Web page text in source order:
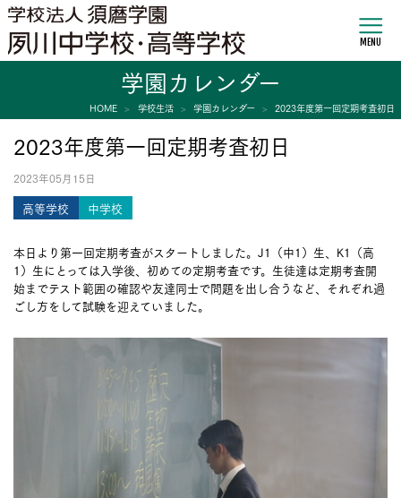
MENU
学園カレンダー
HOME 学校生活 学園カレンダー 2023年度第一回定期考査初日
2023年度第一回定期考査初日
2023年05月15日
高等学校 中学校
本日より第一回定期考査がスタートしました。J1（中1）生、K1（高
1）生にとっては入学後、初めての定期考査です。生徒達は定期考査開
始までテスト範囲の確認や友達同士で問題を出し合うなど、それぞれ過
ごし方をして試験を迎えていました。